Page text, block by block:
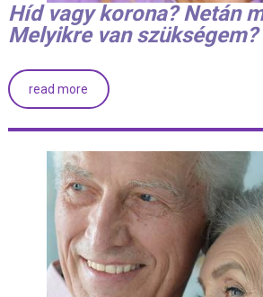
Híd vagy korona? Netán
Melyikre van szükségem?
read more